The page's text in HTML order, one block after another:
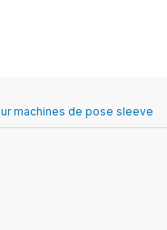
machines de pose sleeve